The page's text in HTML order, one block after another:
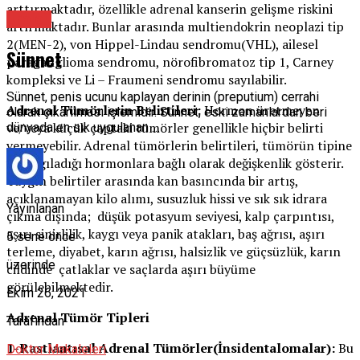
arttırmaktadır, özellikle adrenal kanserin gelişme riskini
artırmaktadır. Bunlar arasında multiendokrin neoplazi tip
2(MEN-2), von Hippel-Lindau sendromu(VHL), ailesel
paraganglioma sendromu, nörofibromatoz tip 1, Carney
kompleksi ve Li – Fraumeni sendromu sayılabilir.
Adrenal Tümörlerin Belirtileri:Hormon üretmeyen
ve/veya küçük çaptaki tümörler genellikle hiçbir belirti
vermeyebilir. Adrenal tümörlerin belirtileri, tümörün tipine
ve salgıladığı hormonlara bağlı olarak değişkenlik gösterir.
Yaygın belirtiler arasında kan basıncında bir artış,
açıklanamayan kilo alımı, susuzluk hissi ve sık sık idrara
çıkma dışında; düşük potasyum seviyesi, kalp çarpıntısı,
aşırı sinirlilik, kaygı veya panik atakları, baş ağrısı, aşırı
terleme, diyabet, karın ağrısı, halsizlik ve güçsüzlük, karın
cildinde çatlaklar ve saçlarda aşırı büyüme
görülebilmektedir.
Adrenal Tümör Tipleri
1-Rastlantısal Adrenal Tümörler(İnsidentalomalar):Bu
Sünnet
Sünnet, penis ucunu kaplayan derinin (preputium) cerrahi
olarak çıkarılması işlemidir. Sünnet, eski zamanlardan beri
dünyada en sık uygulanan …
Yayınlanan
5 sene önce
üzerinde
Ekim 26, 2021
Tarafından
Doktor Makaleleri